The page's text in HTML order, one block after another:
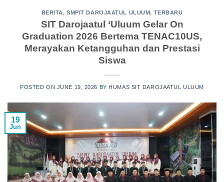
BERITA,SMPIT DAROJAATUL ULUUM, TERBARU
SIT Darojaatul ‘Uluum Gelar On
Graduation 2026 Bertema TENAC10US,
Merayakan Ketangguhan dan Prestasi
Siswa
POSTED ON JUNE 19, 2026 BY HUMAS SIT DAROJAATUL ULUUM
19
Jun